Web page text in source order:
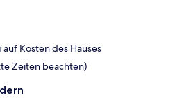
Kosten des Hauses
Zeiten beachten)